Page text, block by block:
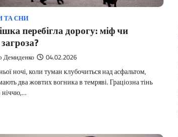
ТА СНИ
перебігла дорогу: міф чи
Демиденко 04.02.2026
ночі, коли туман клубочиться над асфальтом,
два жовтих вогника в темряві. Граціозна тінь
ніччю,…